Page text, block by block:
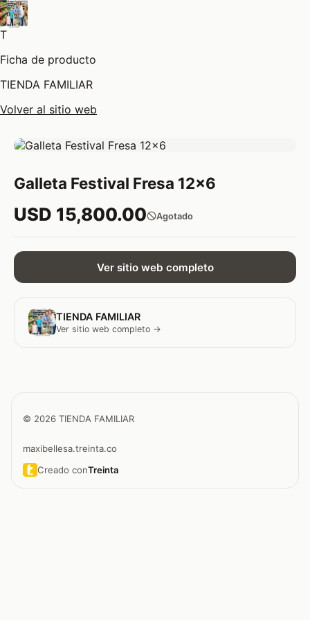
T
Ficha de producto
TIENDA FAMILIAR
Volver al sitio web
Galleta Festival Fresa 12x6
USD 15,800.00 Agotado
Ver sitio web completo
TIENDA FAMILIAR
Ver sitio web completo →
© 2026 TIENDA FAMILIAR
maxibellesa.treinta.co
Creado conTreinta